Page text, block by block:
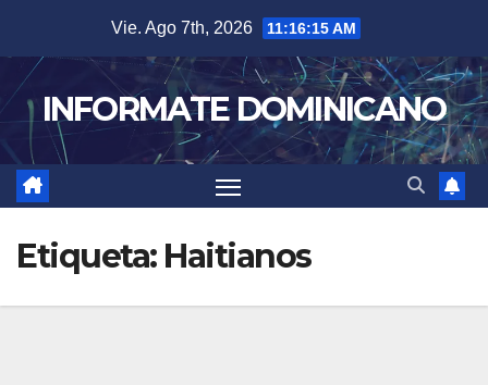
content
Vie. Ago 7th, 2026 11:16:16 AM
INFORMATE DOMINICANO
Etiqueta: Haitianos